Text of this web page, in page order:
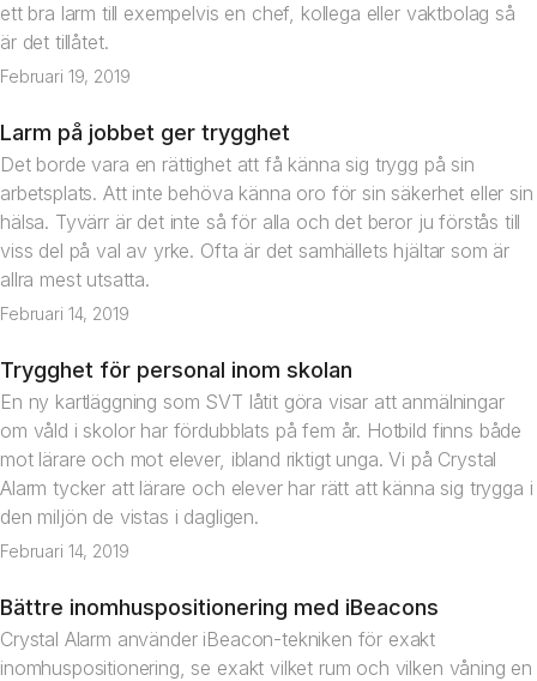
ett bra larm till exempelvis en chef, kollega eller vaktbolag så
är det tillåtet.
Februari 19, 2019
Artikel
Larm på jobbet ger trygghet
Det borde vara en rättighet att få känna sig trygg på sin
arbetsplats. Att inte behöva känna oro för sin säkerhet eller sin
hälsa. Tyvärr är det inte så för alla och det beror ju förstås till
viss del på val av yrke. Ofta är det samhällets hjältar som är
allra mest utsatta.
Februari 14, 2019
Nyhet
Trygghet för personal inom skolan
En ny kartläggning som SVT låtit göra visar att anmälningar
om våld i skolor har fördubblats på fem år. Hotbild finns både
mot lärare och mot elever, ibland riktigt unga. Vi på Crystal
Alarm tycker att lärare och elever har rätt att känna sig trygga i
den miljön de vistas i dagligen.
Februari 14, 2019
Artikel
Bättre inomhuspositionering med iBeacons
Crystal Alarm använder iBeacon-tekniken för exakt
inomhuspositionering, se exakt vilket rum och vilken våning en